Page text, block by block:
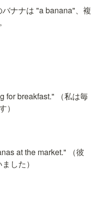
ナナは "a banana"、複
for breakfast." （私は毎
）
at the market." （彼
した）